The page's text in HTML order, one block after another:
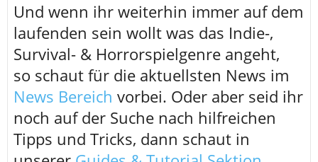
Und wenn ihr weiterhin immer auf dem
laufenden sein wollt was das Indie-,
Survival- & Horrorspielgenre angeht,
so schaut für die aktuellsten News im
News Bereich vorbei. Oder aber seid ihr
noch auf der Suche nach hilfreichen
Tipps und Tricks, dann schaut in